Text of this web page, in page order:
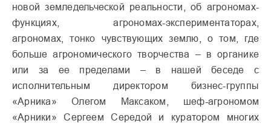
новой земледельческой реальности, об агрономах-
функциях, агрономах-экспериментаторах,
агрономах, тонко чувствующих землю, о том, где
больше агрономического творчества – в органике
или за ее пределами – в нашей беседе с
исполнительным директором бизнес-группы
«Арника» Олегом Максаком, шеф-агрономом
«Арники» Сергеем Середой и куратором многих